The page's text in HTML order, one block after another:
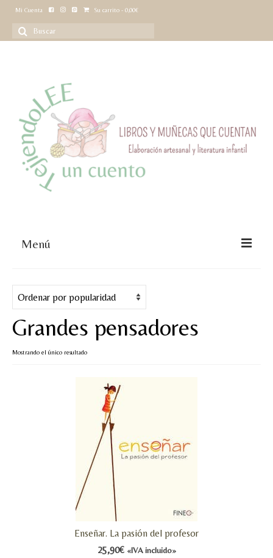
Mi Cuenta Su carrito - 0,00€
Buscar
por:
Menú
Juegos y puzles
Materiales de juego
Artesanía Waldorf
¿QUIÉN SOY?
CREACIONES
Grandes pensadores
Mostrando el único resultado
Enseñar. La pasión del profesor
25,90€ «IVA incluido»